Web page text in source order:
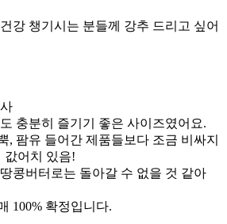
강 챙기시는 분들께 강추 드리고 싶어
충분히 즐기기 좋은 사이즈였어요.
, 팜유 들어간 제품들보다 조금 비싸지
값어치 있음!
콩버터로는 돌아갈 수 없을 것 같아
100% 확정입니다.